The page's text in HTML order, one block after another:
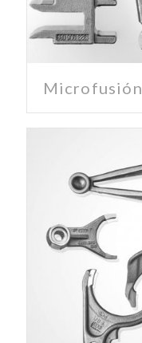
Microfusión